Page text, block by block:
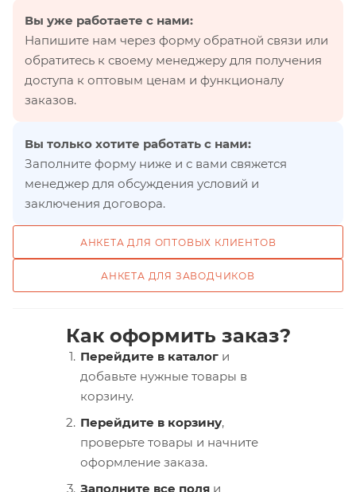
Вы уже работаете с нами:
Напишите нам через форму обратной связи или
обратитесь к своему менеджеру для получения
доступа к оптовым ценам и функционалу
заказов.
Вы только хотите работать с нами:
Заполните форму ниже и с вами свяжется
менеджер для обсуждения условий и
заключения договора.
АНКЕТА ДЛЯ ОПТОВЫХ КЛИЕНТОВ
АНКЕТА ДЛЯ ЗАВОДЧИКОВ
Как оформить заказ?
Перейдите в каталог и
добавьте нужные товары в
корзину.
Перейдите в корзину,
проверьте товары и начните
оформление заказа.
Заполните все поля и